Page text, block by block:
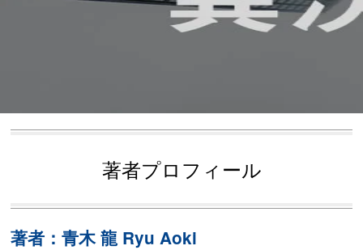
著者プロフィール
著者：青木 龍 Ryu Aoki